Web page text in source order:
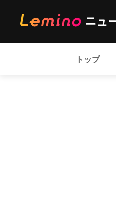
トップ